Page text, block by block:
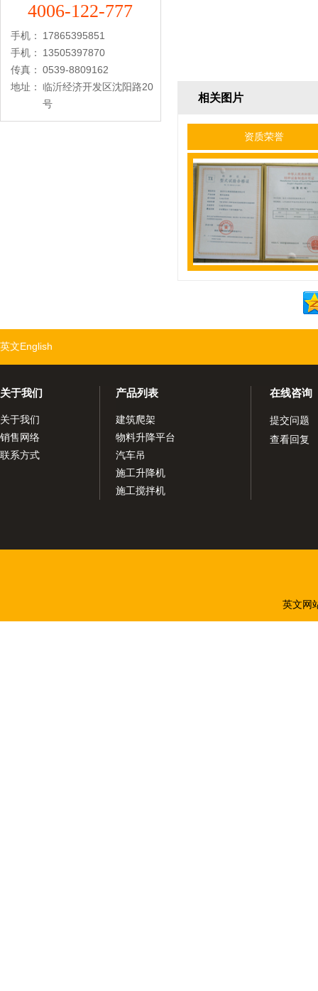
4006-122-777
手机：
17865395851
手机：
13505397870
传真： 0539-8809162
地址： 临沂经济开发区沈阳路20
号
相关图片
资质荣誉
英文English
关于我们
关于我们
销售网络
联系方式
产品列表
建筑爬架
物料升降平台
汽车吊
施工升降机
施工搅拌机
在线咨询
提交问题
查看回复
英文网